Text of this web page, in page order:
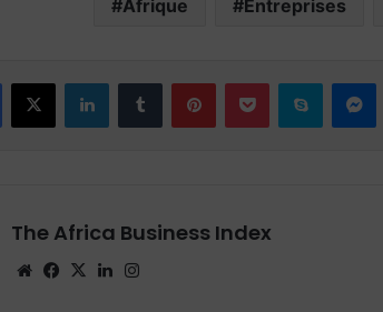
Afrique Entreprises
Facebook
X LinkedinTumblr PinterestPocket Skype
The Africa Business Index
WebsiteFacebook
X Linkedin